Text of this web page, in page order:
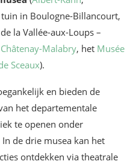
in Boulogne-Billancourt,
la Vallée-aux-Loups –
Malabry, het Musée
Sceaux).
en bieden de
het departementale
te openen onder
de drie musea kan het
ontdekken via theatrale